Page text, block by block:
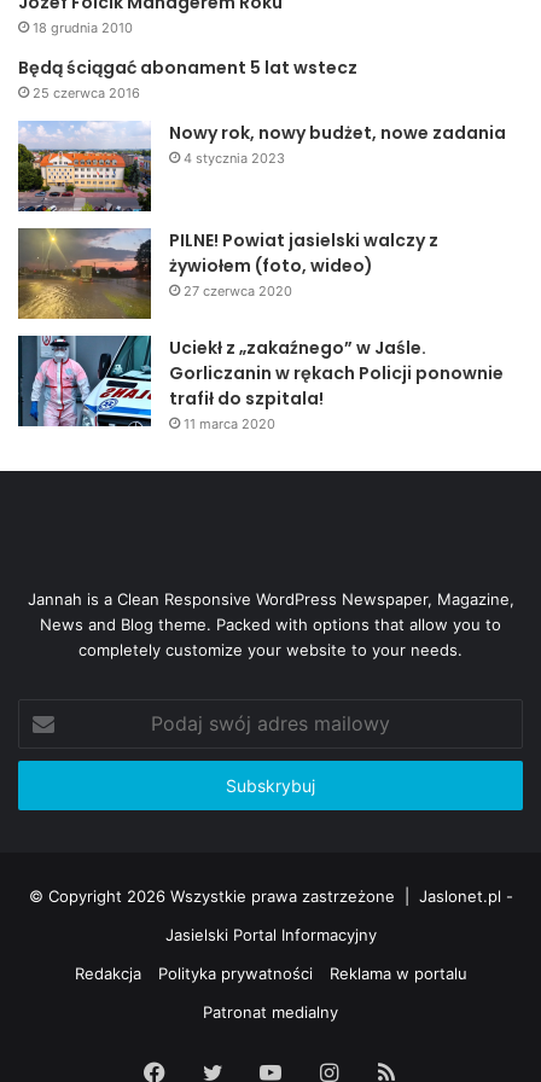
– Kusiak Edward i Maria
– Szostkiewicz Adam i Zofia
– Chajec Władysław i Józefa
Kowalowy:
– Wanat Zbigniew i Aniela
– Gorczyca Kazimierz i Józefa
– Kalita Stanisław i Balbina
– Stawarz Mieczysław i Helena
– Hendzel Franciszek i Józefa
– Szot Stanisław i Władysława
Niegłowice:
– Urbanik Jan i Bronisława
– Kowalewski Jerzy i Janina
– Bajorek Jan i Alfreda
– Mendakiewicz Edward i Helena
– Nierychły Józef i Emilia
– Czajka Stanisław i Maria
18 grudnia 2010
Będą ściągać abonament 5 lat wstecz
25 czerwca 2016
Nowy rok, nowy budżet, nowe zadania
4 stycznia 2023
PILNE! Powiat jasielski walczy z
żywiołem (foto, wideo)
27 czerwca 2020
Uciekł z „zakaźnego” w Jaśle.
Gorliczanin w rękach Policji ponownie
trafił do szpitala!
11 marca 2020
Jannah is a Clean Responsive WordPress Newspaper, Magazine,
News and Blog theme. Packed with options that allow you to
completely customize your website to your needs.
swój
adres
© Copyright 2026 Wszystkie prawa zastrzeżone | Jaslonet.pl -
Jasielski Portal Informacyjny
Redakcja
Polityka prywatności
Reklama w portalu
Patronat medialny
Facebook
Twitter YouTubeInstagram